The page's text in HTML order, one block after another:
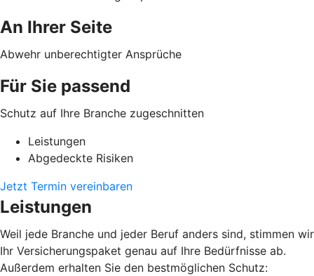
An Ihrer Seite
Abwehr unberechtigter Ansprüche
Für Sie passend
Schutz auf Ihre Branche zugeschnitten
Leistungen
Abgedeckte Risiken
Jetzt Termin vereinbaren
Leistungen
Weil jede Branche und jeder Beruf anders sind, stimmen wir
Ihr Versicherungspaket genau auf Ihre Bedürfnisse ab.
Außerdem erhalten Sie den bestmöglichen Schutz: